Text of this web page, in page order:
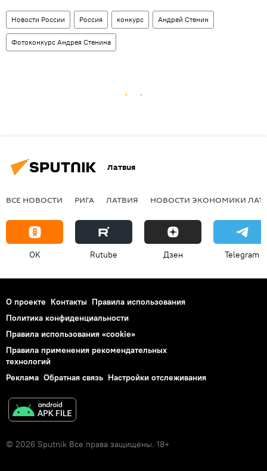
Новости России Россия конкурс Андрей Стенин
Фотоконкурс Андрея Стенина
Латвия
ВСЕ НОВОСТИ РИГА ЛАТВИЯ НОВОСТИ ЭКОНОМИКИ
OK Rutube Дзен Telegram
О проекте Контакты Правила использования
Политика конфиденциальности
Правила использования «cookie»
Правила применения рекомендательных
технологий
Реклама Обратная связь Настройки отслеживания
© 2026 Sputnik Все права защищены. 18+